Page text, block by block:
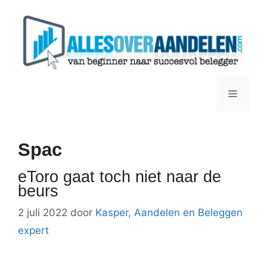
Menu
Spac
eToro gaat toch niet naar de
beurs
2 juli 2022 door Kasper, Aandelen en Beleggen
expert